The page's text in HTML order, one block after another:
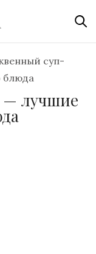
суп-
блюда
лучшие